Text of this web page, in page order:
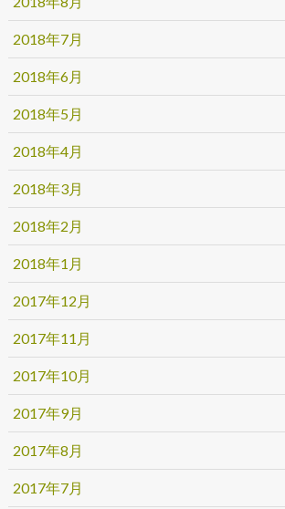
2018年7月
2018年6月
2018年5月
2018年4月
2018年3月
2018年2月
2018年1月
2017年12月
2017年11月
2017年10月
2017年9月
2017年8月
2017年7月